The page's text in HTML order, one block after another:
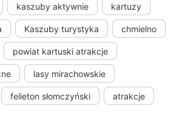
kaszuby aktywnie kartuzy
Kaszuby turystyka chmielno
powiat kartuski atrakcje
lasy mirachowskie
felieton słomczyński atrakcje